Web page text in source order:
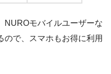
NUROモバイルユーザーな
ので、スマホもお得に利用